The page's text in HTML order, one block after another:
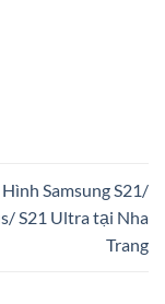
Samsung S21/
S21 Ultra tại Nha
Trang